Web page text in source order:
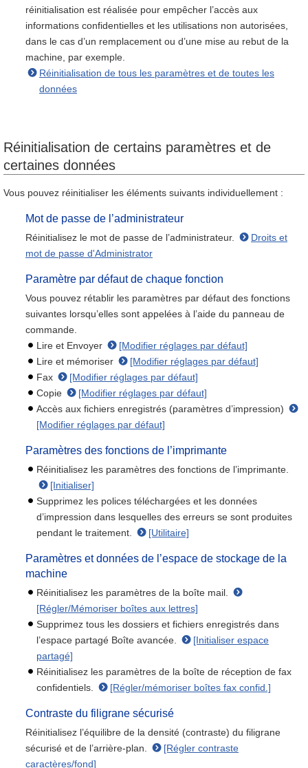
réinitialisation est réalisée pour empêcher l’accès aux
informations confidentielles et les utilisations non autorisées,
dans le cas d’un remplacement ou d’une mise au rebut de la
machine, par exemple.
Réinitialisation de tous les paramètres et de toutes les
données
Réinitialisation de certains paramètres et de
certaines données
Vous pouvez réinitialiser les éléments suivants individuellement :
Mot de passe de l’administrateur
Réinitialisez le mot de passe de l’administrateur.
Droits et
mot de passe d'Administrator
Paramètre par défaut de chaque fonction
Vous pouvez rétablir les paramètres par défaut des fonctions
suivantes lorsqu’elles sont appelées à l’aide du panneau de
commande.
Lire et Envoyer
[Modifier réglages par défaut]
Lire et mémoriser
[Modifier réglages par défaut]
Fax
[Modifier réglages par défaut]
Copie
[Modifier réglages par défaut]
Accès aux fichiers enregistrés (paramètres d’impression)
[Modifier réglages par défaut]
Paramètres des fonctions de l’imprimante
Réinitialisez les paramètres des fonctions de l’imprimante.
[Initialiser]
Supprimez les polices téléchargées et les données
d’impression dans lesquelles des erreurs se sont produites
pendant le traitement.
[Utilitaire]
Paramètres et données de l’espace de stockage de la
machine
Réinitialisez les paramètres de la boîte mail.
[Régler/Mémoriser boîtes aux lettres]
Supprimez tous les dossiers et fichiers enregistrés dans
l’espace partagé Boîte avancée.
[Initialiser espace
partagé]
Réinitialisez les paramètres de la boîte de réception de fax
confidentiels.
[Régler/mémoriser boîtes fax confid.]
Contraste du filigrane sécurisé
Réinitialisez l’équilibre de la densité (contraste) du filigrane
sécurisé et de l’arrière-plan.
[Régler contraste
caractères/fond]